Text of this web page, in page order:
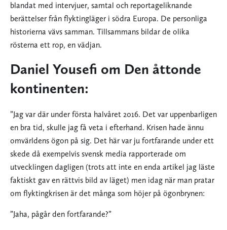
blandat med intervjuer, samtal och reportageliknande
berättelser från flyktingläger i södra Europa. De personliga
historierna vävs samman. Tillsammans bildar de olika
rösterna ett rop, en vädjan.
Daniel Yousefi om Den åttonde
kontinenten:
”Jag var där under första halvåret 2016. Det var uppenbarligen
en bra tid, skulle jag få veta i efterhand. Krisen hade ännu
omvärldens ögon på sig. Det här var ju fortfarande under ett
skede då exempelvis svensk media rapporterade om
utvecklingen dagligen (trots att inte en enda artikel jag läste
faktiskt gav en rättvis bild av läget) men idag när man pratar
om flyktingkrisen är det många som höjer på ögonbrynen:
”Jaha, pågår den fortfarande?”